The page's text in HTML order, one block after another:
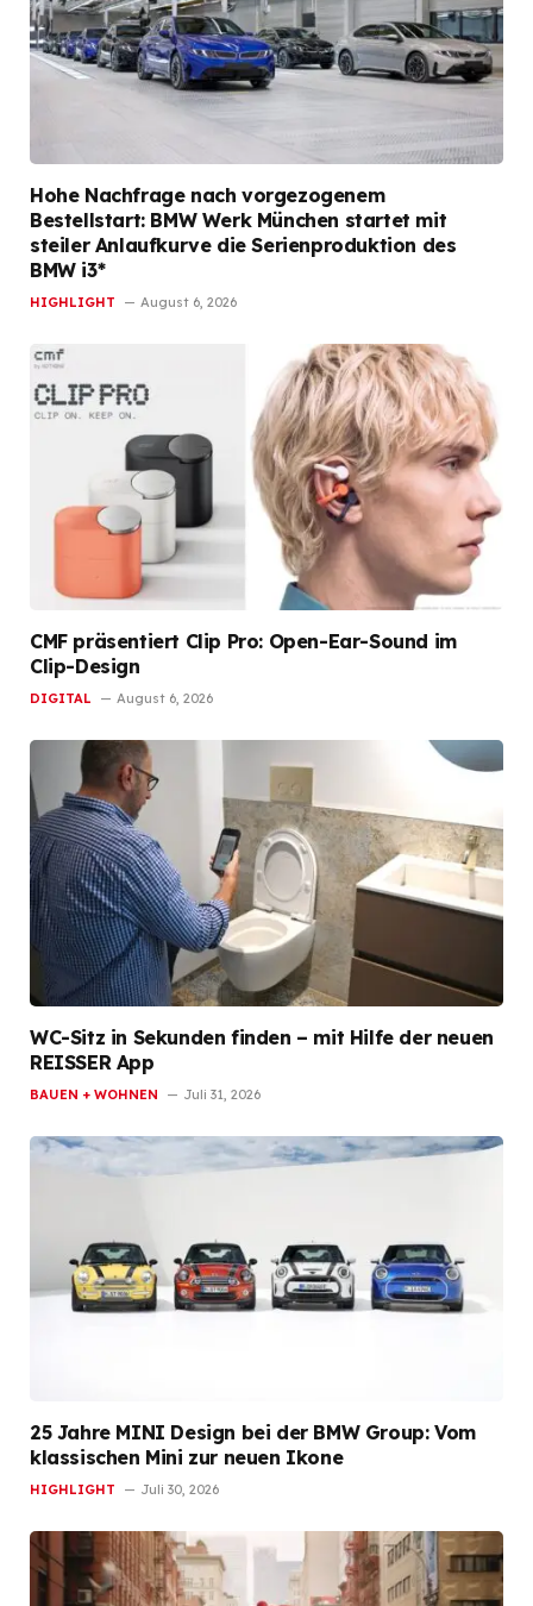
Hohe Nachfrage nach vorgezogenem
Bestellstart: BMW Werk München startet mit
steiler Anlaufkurve die Serienproduktion des
BMW i3*
HIGHLIGHT August 6, 2026
CMF präsentiert Clip Pro: Open-Ear-Sound im
Clip-Design
DIGITAL August 6, 2026
WC-Sitz in Sekunden finden – mit Hilfe der neuen
REISSER App
BAUEN + WOHNEN Juli 31, 2026
25 Jahre MINI Design bei der BMW Group: Vom
klassischen Mini zur neuen Ikone
HIGHLIGHT Juli 30, 2026